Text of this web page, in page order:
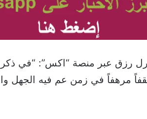
رزق عبر منصة “اكس”: “في
مرهفاً في زمن عم فيه الجهل